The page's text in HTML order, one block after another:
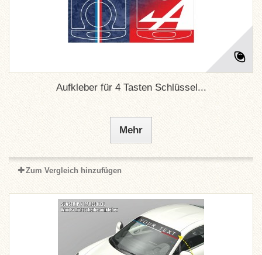
Aufkleber für 4 Tasten Schlüssel...
Mehr
Zum Vergleich hinzufügen